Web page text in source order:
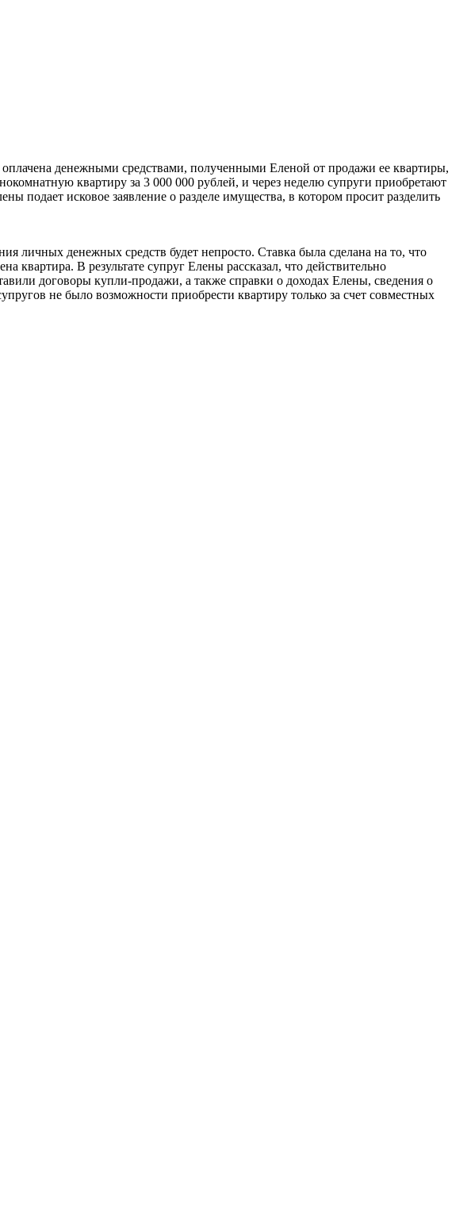
денежными средствами, полученными Еленой от продажи ее квартиры,
квартиру за 3 000 000 рублей, и через неделю супруги приобретают
подает исковое заявление о разделе имущества, в котором просит разделить
личных денежных средств будет непросто. Ставка была сделана на то, что
квартира. В результате супруг Елены рассказал, что действительно
договоры купли-продажи, а также справки о доходах Елены, сведения о
не было возможности приобрести квартиру только за счет совместных